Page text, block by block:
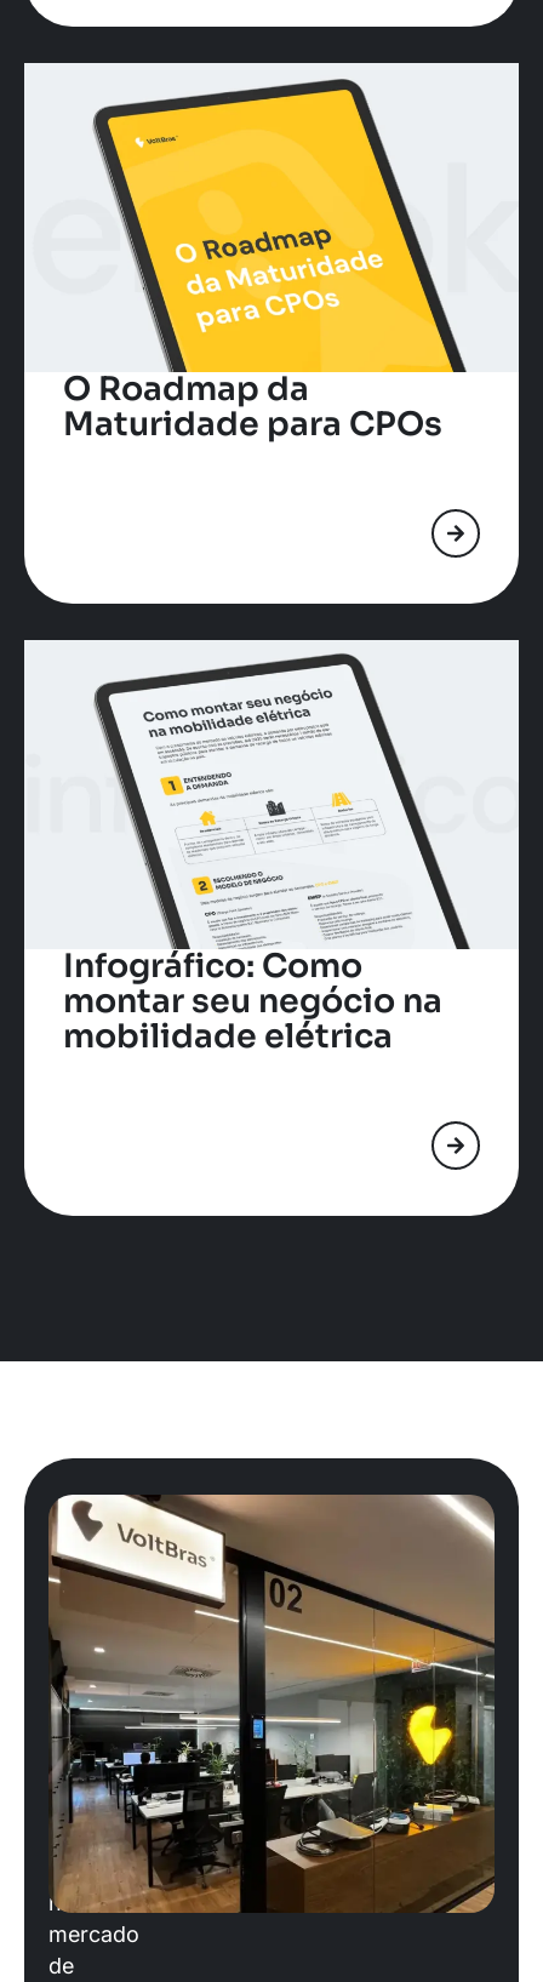
O Roadmap da
Maturidade para CPOs
Infográfico: Como
montar seu negócio na
mobilidade elétrica
Precisa
estruturar
ou
escalar
sua
operação?
Se
você
está
planejando
entrar
no
mercado
de